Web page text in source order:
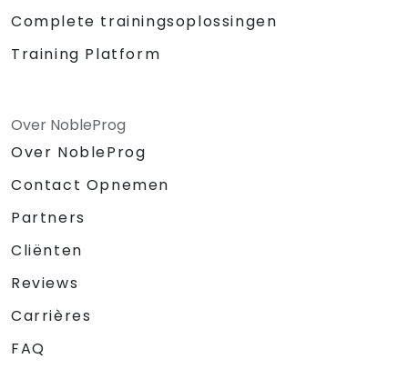
Complete trainingsoplossingen
Training Platform
Over NobleProg
Over NobleProg
Contact Opnemen
Partners
Cliënten
Reviews
Carrières
FAQ